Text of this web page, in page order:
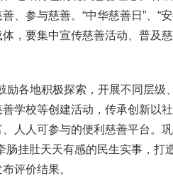
、参与慈善。“中华慈善日”、“
，要集中宣传慈善活动、普及
励各地积极探索，开展不同层级
学校等创建活动，传承创新以
人人可参与的便利慈善平台。
肠挂肚天天有感的民生实事，打
评价结果。